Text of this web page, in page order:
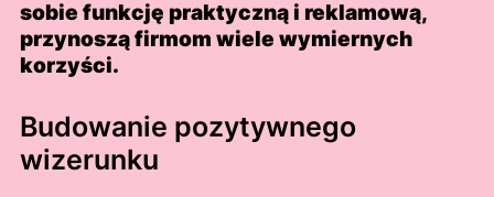
sobie funkcję praktyczną i reklamową,
przynoszą firmom wiele wymiernych
korzyści.
Budowanie pozytywnego
wizerunku